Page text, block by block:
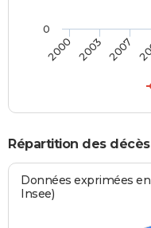
2000 2003 2007
0
Répartition des
Données exprimées
Insee)